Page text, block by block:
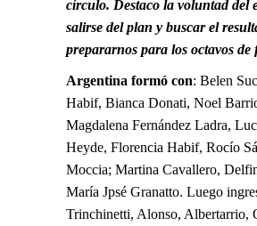
círculo. Destaco la voluntad del
salirse del plan y buscar el
prepararnos para los octavos de
Argentina formó con: Belen
Habif, Bianca Donati, Noel
Magdalena Fernández Ladra,
Heyde, Florencia Habif, Rocío
Moccia; Martina Cavallero,
María Jpsé Granatto. Luego
Trinchinetti, Alonso, Albertarrio,